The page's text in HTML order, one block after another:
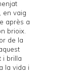
en vaig
après a
brioix.
de la
i brilla
la vida i